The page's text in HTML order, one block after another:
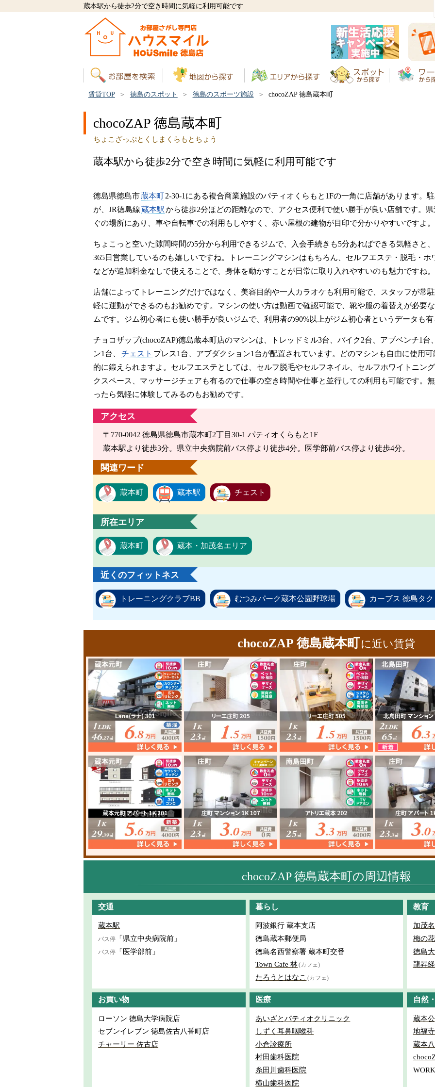
蔵本駅から徒歩2分で空き時間に気軽に利用可能です
賃貸TOP 徳島のスポット 徳島のスポーツ施設 chocoZAP 徳島蔵本町
chocoZAP 徳島蔵本町
ちょこざっぷとくしまくらもとちょう
蔵本駅から徒歩2分で空き時間に気軽に利用可能です
徳島県徳島市蔵本町2-30-1にある複合商業施設のパティオくらもと1Fの一角に店舗があります。
が、JR徳島線蔵本駅から徒歩2分ほどの距離なので、アクセス便利で使い勝手が良い店舗です。
ぐの場所にあり、車や自転車での利用もしやすく、赤い屋根の建物が目印で分かりやすいですよ。
ちょこっと空いた隙間時間の5分から利用できるジムで、入会手続きも5分あればできる気軽さと
365日営業しているのも嬉しいですね。トレーニングマシンはもちろん、セルフエステ・脱毛・
などが追加料金なしで使えることで、身体を動かすことが日常に取り入れやすいのも魅力ですね。
店舗によってトレーニングだけではなく、美容目的や一人カラオケも利用可能で、スタッフが常
軽に運動ができるのもお勧めです。マシンの使い方は動画で確認可能で、靴や服の着替えが必要
ムです。ジム初心者にも使い勝手が良いジムで、利用者の90%以上がジム初心者というデータも
チョコザップ(chocoZAP)徳島蔵本町店のマシンは、トレッドミル3台、バイク2台、アブベンチ1
ン1台、
チェスト プレス1台、アブダクション1台が配置されています。どのマシンも自由に使用
的に鍛えられますよ。セルフエステとしては、セルフ脱毛やセルフネイル、セルフホワイトニン
クスペース、マッサージチェアも有るので仕事の空き時間や仕事と並行しての利用も可能です。
ったら気軽に体験してみるのもお勧めです。
アクセス
〒770-0042 徳島県徳島市蔵本町2丁目30-1 パティオくらもと1F
蔵本駅より徒歩3分。県立中央病院前バス停より徒歩4分。医学部前バス停より徒歩4分。
関連ワード
蔵本町 蔵本駅 チェスト
所在エリア
蔵本町 蔵本・加茂名エリア
近くのフィットネス
トレーニングクラブBB むつみパーク蔵本公園野球場 カーブス 徳島タ
chocoZAP 徳島蔵本町に近い賃貸
chocoZAP 徳島蔵本町の周辺情報
交通
蔵本駅
バス停 「県立中央病院前」
バス停 「医学部前」
暮らし
阿波銀行 蔵本支店
徳島蔵本郵便局
徳島名西警察署 蔵本町交番
Town Cafe 林(カフェ)
たろうとはなこ (カフェ)
教育
加茂
梅の
徳島
龍昇
お買い物
ローソン 徳島大学病院店
セブンイレブン 徳島佐古八番町店
チャーリー 佐古店
医療
あいざとパティオクリニック
しずく耳鼻咽喉科
小倉診療所
村田歯科医院
糸田川歯科医院
横山歯科医院
自然
蔵本
地福
蔵本